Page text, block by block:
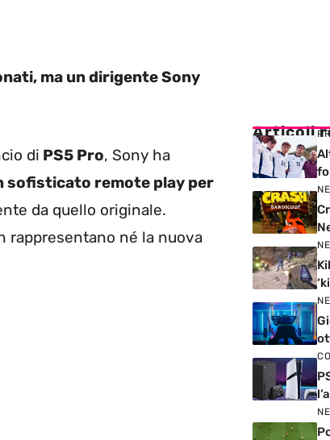
ma un dirigente Sony
di PS5 Pro, Sony ha
sofisticato remote play per
da quello originale.
rappresentano né la nuova
Articoli